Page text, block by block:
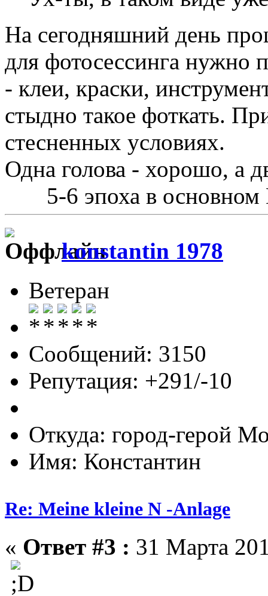
На сегодняшний день
для фотосессинга нужно
- клеи, краски,
стыдно такое фоткать.
стесненных условиях.
Одна голова - хорошо, а
5-6 эпоха в основном
konstantin 1978
Ветеран
Сообщений: 3150
Репутация: +291/-10
Откуда: город-герой
Имя: Константин
Re: Meine kleine N -Anlage
« Ответ #3 : 31 Марта